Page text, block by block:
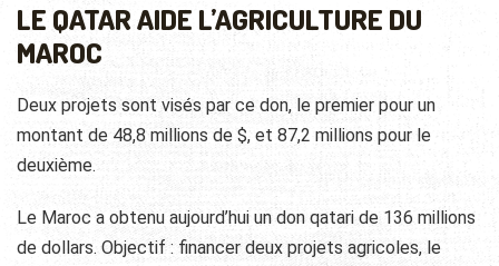
LE QATAR AIDE L’AGRICULTURE DU
MAROC
Deux projets sont visés par ce don, le premier pour un
montant de 48,8 millions de $, et 87,2 millions pour le
deuxième.
Le Maroc a obtenu aujourd’hui un don qatari de 136 millions
de dollars. Objectif : financer deux projets agricoles, le